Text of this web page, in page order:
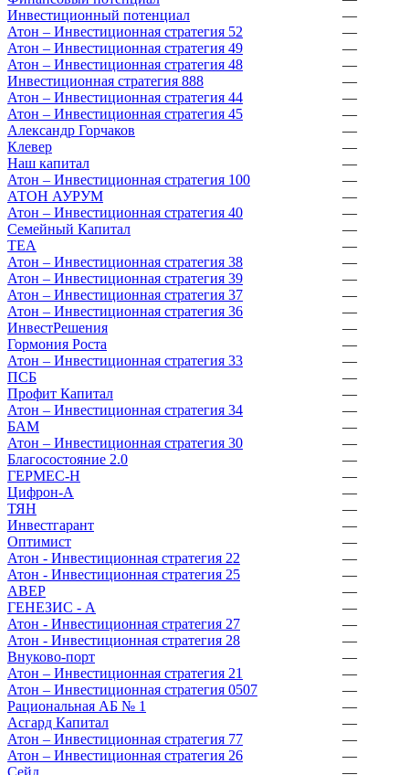
Инвестиционный потенциал
—
Атон – Инвестиционная стратегия 52
—
Атон – Инвестиционная стратегия 49
—
Атон – Инвестиционная стратегия 48
—
Инвестиционная стратегия 888
—
Атон – Инвестиционная стратегия 44
—
Атон – Инвестиционная стратегия 45
—
Александр Горчаков
—
Клевер
—
Наш капитал
—
Атон – Инвестиционная стратегия 100
—
АТОН АУРУМ
—
Атон – Инвестиционная стратегия 40
—
Семейный Капитал
—
ТЕА
—
Атон – Инвестиционная стратегия 38
—
Атон – Инвестиционная стратегия 39
—
Атон – Инвестиционная стратегия 37
—
Атон – Инвестиционная стратегия 36
—
ИнвестРешения
—
Гормония Роста
—
Атон – Инвестиционная стратегия 33
—
ПСБ
—
Профит Капитал
—
Атон – Инвестиционная стратегия 34
—
БАМ
—
Атон – Инвестиционная стратегия 30
—
Благосостояние 2.0
—
ГЕРМЕС-Н
—
Цифрон-А
—
ТЯН
—
Инвестгарант
—
Оптимист
—
Атон - Инвестиционная стратегия 22
—
Атон - Инвестиционная стратегия 25
—
АВЕР
—
ГЕНЕЗИС - А
—
Атон - Инвестиционная стратегия 27
—
Атон - Инвестиционная стратегия 28
—
Внуково-порт
—
Атон – Инвестиционная стратегия 21
—
Атон – Инвестиционная стратегия 0507
—
Рациональная АБ № 1
—
Асгард Капитал
—
Атон – Инвестиционная стратегия 77
—
Атон – Инвестиционная стратегия 26
—
Сейд
—